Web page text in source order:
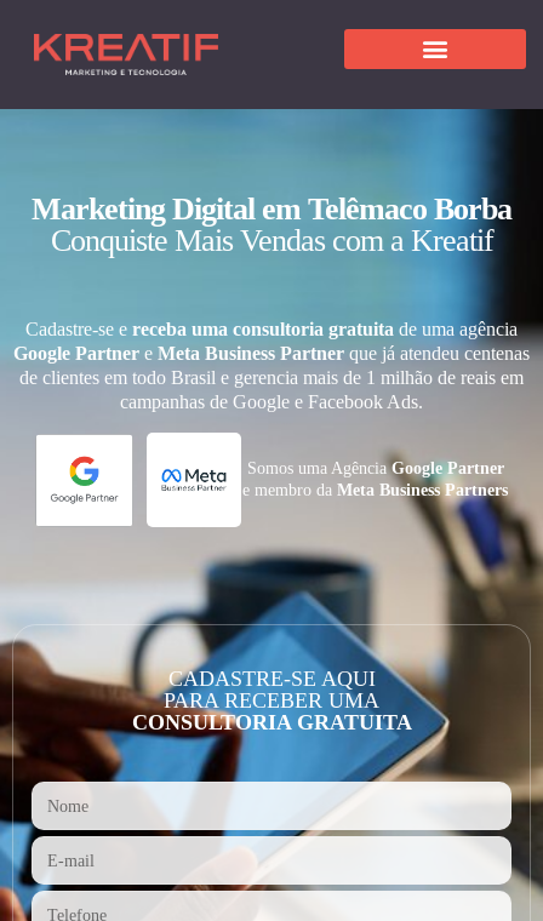
Marketing Digital em Telêmaco Borba
Conquiste Mais Vendas com a Kreatif
Cadastre-se e receba uma consultoria gratuita de uma agência
Google Partner e Meta Business Partner que já atendeu centenas
de clientes em todo Brasil e gerencia mais de 1 milhão de reais em
campanhas de Google e Facebook Ads.
Somos uma AgênciaGoogle Partner
e membro daMeta Business Partners
CADASTRE-SE AQUI
PARA RECEBER UMA
CONSULTORIA GRATUITA